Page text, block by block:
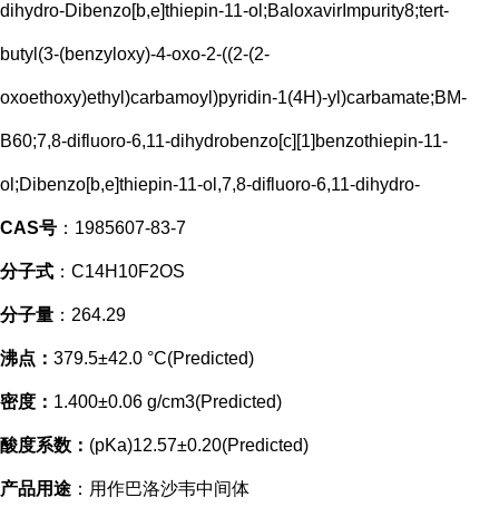
dihydro-Dibenzo[b,e]thiepin-11-ol;BaloxavirImpurity8;tert-
butyl(3-(benzyloxy)-4-oxo-2-((2-(2-
oxoethoxy)ethyl)carbamoyl)pyridin-1(4H)-yl)carbamate;BM-
B60;7,8-difluoro-6,11-dihydrobenzo[c][1]benzothiepin-11-
ol;Dibenzo[b,e]thiepin-11-ol,7,8-difluoro-6,11-dihydro-
CAS号 ：1985607-83-7
分子式 ：C14H10F2OS
分子量 ：264.29
沸点： 379.5±42.0 °C(Predicted)
密度： 1.400±0.06 g/cm3(Predicted)
酸度系数： (pKa)12.57±0.20(Predicted)
产品用途 ：用作巴洛沙韦中间体